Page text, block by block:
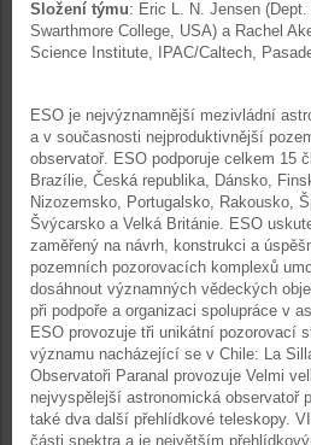
Složení týmu: Eric L. N. Jensen
Swarthmore College, USA) a Rachel
Science Institute, IPAC/Caltech,
ESO je nejvýznamnější mezivládní
a v současnosti nejproduktivnější
observatoř. ESO podporuje celkem 15
Brazílie, Česká republika, Dánsko,
Nizozemsko, Portugalsko, Rakousko,
Švýcarsko a Velká Británie. ESO
zaměřený na návrh, konstrukci a
pozemních pozorovacích komplexů
dosáhnout významných vědeckých
při podpoře a organizaci spolupráce v
ESO provozuje tři unikátní pozorovací
významu nacházející se v Chile: La
Observatoři Paranal provozuje Velmi
nejvyspělejší astronomická observatoř
také dva další přehlídkové teleskopy.
části spektra a je největším